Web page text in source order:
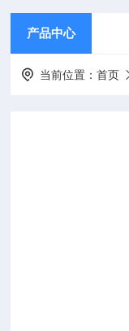
产品中心
当前位置：首页